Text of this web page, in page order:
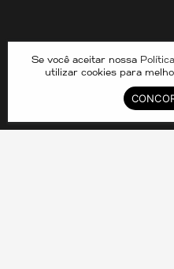
Se você aceitar nossa
utilizar cookies para